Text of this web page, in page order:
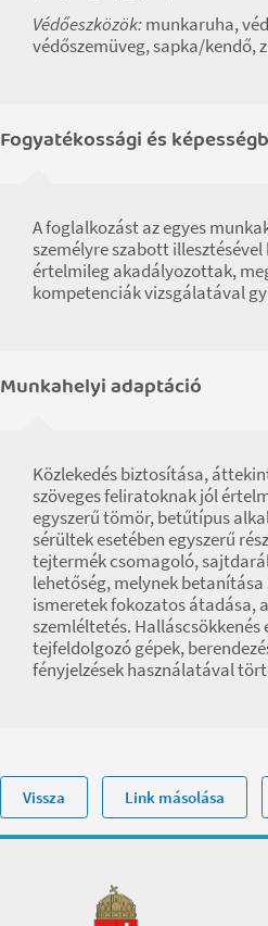
Védőeszközök:munkaruha,
védőszemüveg, sapka/kendő,
Fogyatékossági és
A foglalkozást az egyes
személyre szabott
értelmileg akadályozottak,
kompetenciák vizsgálatával
Munkahelyi adaptáció
Közlekedés biztosítása,
szöveges feliratoknak jól
egyszerű tömör, betűtípus
sérültek esetében egyszerű
tejtermék csomagoló,
lehetőség, melynek
ismeretek fokozatos átadása,
szemléltetés. Halláscsökkenés
tejfeldolgozó gépek,
fényjelzések használatával
Vissza Link másolása